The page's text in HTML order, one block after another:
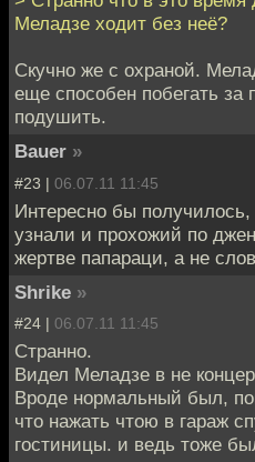
Меладзе ходит без неё?
Скучно же с охраной.
еще способен побегать за
подушить.
Bauer »
#23 | 06.07.11 11:45
Интересно бы
узнали и прохожий по
жертве папараци, а не
Shrike »
#24 | 06.07.11 11:45
Странно.
Видел Меладзе в не
Вроде нормальный был,
что нажать чтою в гараж
гостиницы. и ведь тоже